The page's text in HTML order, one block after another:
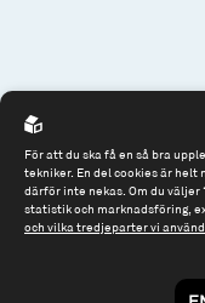
För att du ska få en så bra
tekniker. En del cookies är helt
därför inte nekas. Om du väljer
statistik och marknadsföring,
och vilka tredjeparter vi